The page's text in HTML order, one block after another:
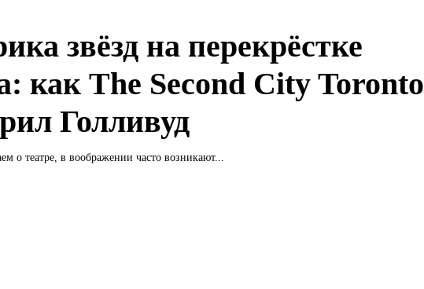
звёзд на перекрёстке
как The Second City Toronto
Голливуд
о театре, в воображении часто возникают...